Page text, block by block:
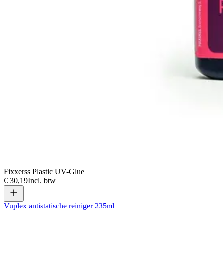
Fixxerss Plastic UV-Glue
€ 30,19Incl. btw
Vuplex antistatische reiniger 235ml